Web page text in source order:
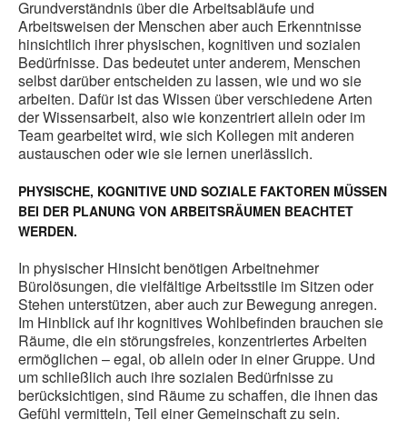
Grundverständnis über die Arbeitsabläufe und
Arbeitsweisen der Menschen aber auch Erkenntnisse
hinsichtlich ihrer physischen, kognitiven und sozialen
Bedürfnisse. Das bedeutet unter anderem, Menschen
selbst darüber entscheiden zu lassen, wie und wo sie
arbeiten. Dafür ist das Wissen über verschiedene Arten
der Wissensarbeit, also wie konzentriert allein oder im
Team gearbeitet wird, wie sich Kollegen mit anderen
austauschen oder wie sie lernen unerlässlich.
PHYSISCHE, KOGNITIVE UND SOZIALE FAKTOREN MÜSSEN
BEI DER PLANUNG VON ARBEITSRÄUMEN BEACHTET
WERDEN.
In physischer Hinsicht benötigen Arbeitnehmer
Bürolösungen, die vielfältige Arbeitsstile im Sitzen oder
Stehen unterstützen, aber auch zur Bewegung anregen.
Im Hinblick auf ihr kognitives Wohlbefinden brauchen sie
Räume, die ein störungsfreies, konzentriertes Arbeiten
ermöglichen – egal, ob allein oder in einer Gruppe. Und
um schließlich auch ihre sozialen Bedürfnisse zu
berücksichtigen, sind Räume zu schaffen, die ihnen das
Gefühl vermitteln, Teil einer Gemeinschaft zu sein.